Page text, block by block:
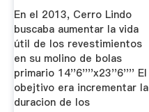
En el 2013, Cerro Lindo
buscaba aumentar la vida
útil de los revestimientos
en su molino de bolas
primario 14''6''''x23''6'''' El
obejtivo era incrementar la
duracion de los